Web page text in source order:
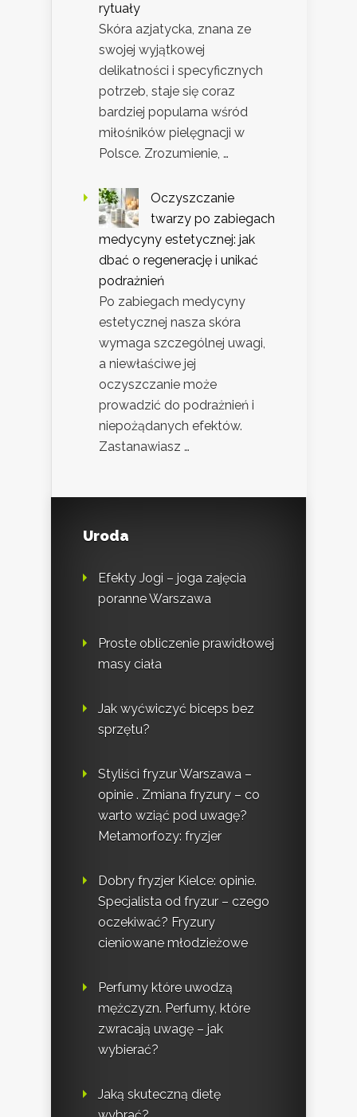
rytuały
Skóra azjatycka, znana ze
swojej wyjątkowej
delikatności i specyficznych
potrzeb, staje się coraz
bardziej popularna wśród
miłośników pielęgnacji w
Polsce. Zrozumienie, …
Oczyszczanie
twarzy po zabiegach
medycyny estetycznej: jak
dbać o regenerację i unikać
podrażnień
Po zabiegach medycyny
estetycznej nasza skóra
wymaga szczególnej uwagi,
a niewłaściwe jej
oczyszczanie może
prowadzić do podrażnień i
niepożądanych efektów.
Zastanawiasz …
Uroda
Efekty Jogi – joga zajęcia
poranne Warszawa
Proste obliczenie prawidłowej
masy ciała
Jak wyćwiczyć biceps bez
sprzętu?
Styliści fryzur Warszawa –
opinie . Zmiana fryzury – co
warto wziąć pod uwagę?
Metamorfozy: fryzjer
Dobry fryzjer Kielce: opinie.
Specjalista od fryzur – czego
oczekiwać? Fryzury
cieniowane młodzieżowe
Perfumy które uwodzą
mężczyzn. Perfumy, które
zwracają uwagę – jak
wybierać?
Jaką skuteczną dietę